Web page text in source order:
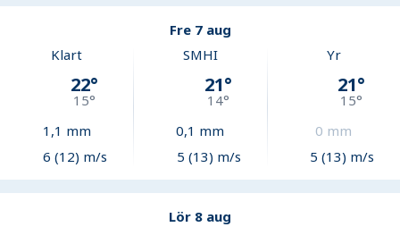
Fre 7 aug
Klart
22°
15°
1,1 mm
6 (12) m/s
SMHI
21°
14°
0,1 mm
5 (13) m/s
Yr
21°
15°
0 mm
5 (13) m/s
Lör 8 aug